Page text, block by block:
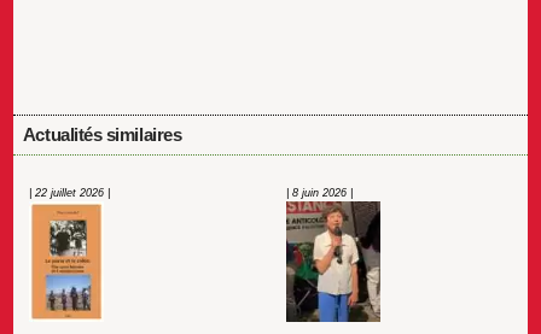
Actualités similaires
| 22 juillet 2026 | | 8 juin 2026 |